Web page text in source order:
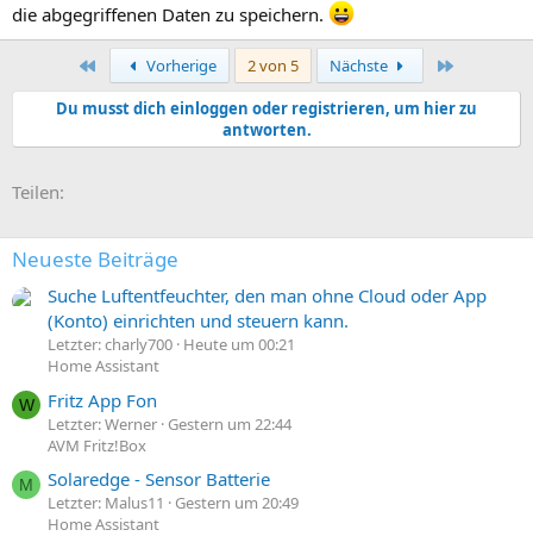
die abgegriffenen Daten zu speichern.
Erste Vorherige 2 von 5 Nächste
Du musst dich einloggen oder registrieren, um hier zu
antworten.
Teilen:
Neueste Beiträge
Suche Luftentfeuchter, den man ohne Cloud oder App
(Konto) einrichten und steuern kann.
Letzter: charly700 Heute um 00:21
Home Assistant
W Fritz App Fon
Letzter: Werner Gestern um 22:44
AVM Fritz!Box
M Solaredge - Sensor Batterie
Letzter: Malus11
Gestern um 20:49
Home Assistant